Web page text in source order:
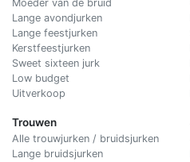
Moeder van de bruid
Lange avondjurken
Lange feestjurken
Kerstfeestjurken
Sweet sixteen jurk
Low budget
Uitverkoop
Trouwen
Alle trouwjurken / bruidsjurken
Lange bruidsjurken